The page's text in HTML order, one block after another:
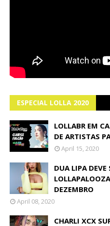
ESPECIAL LOLLA 2020
LOLLABR EM
DE ARTISTAS
April 15, 2020
DUA LIPA DEVE
DEZEMBRO
April 08, 2020
CHARLI XCX